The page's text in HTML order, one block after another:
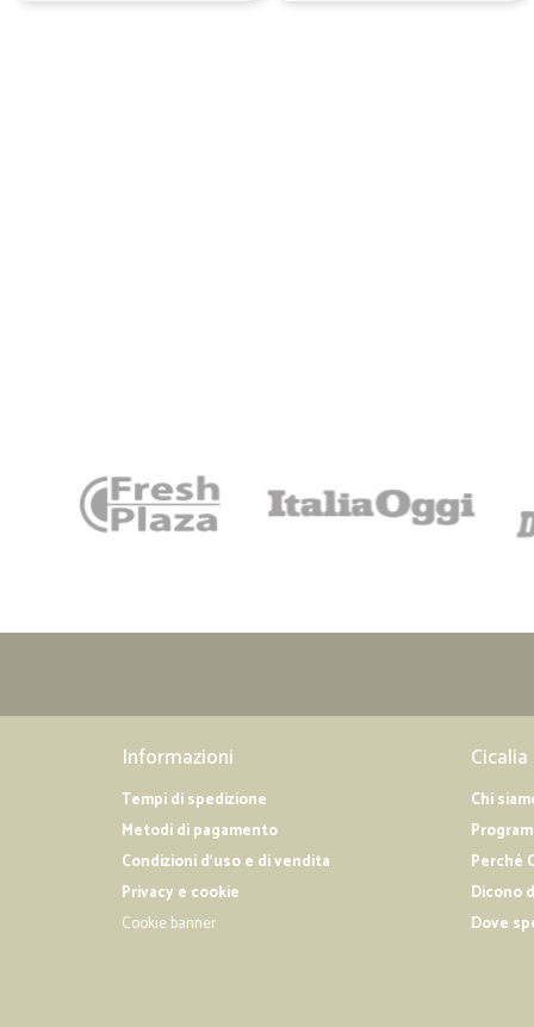
Informazioni
Tempi di spedizione
Metodi di pagamento
Condizioni d'uso e di vendita
Privacy e cookie
Cookie banner
Cicalia
Chi
Perché
Dicono
Dove